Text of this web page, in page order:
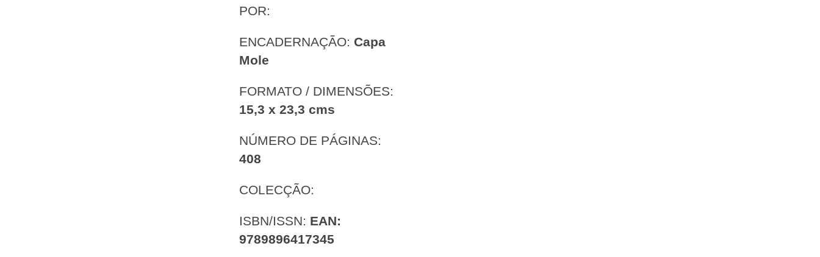
POR:
ENCADERNAÇÃO: Capa
Mole
FORMATO / DIMENSÕES:
15,3 x 23,3 cms
NÚMERO DE PÁGINAS:
408
COLECÇÃO:
ISBN/ISSN: EAN:
9789896417345